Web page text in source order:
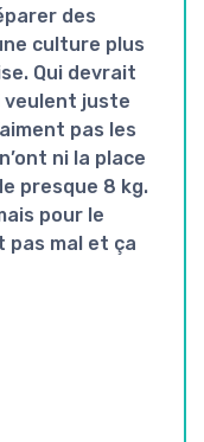
des
culture plus
Qui devrait
veulent juste
pas les
ni la place
presque 8 kg.
pour le
pas mal et ça